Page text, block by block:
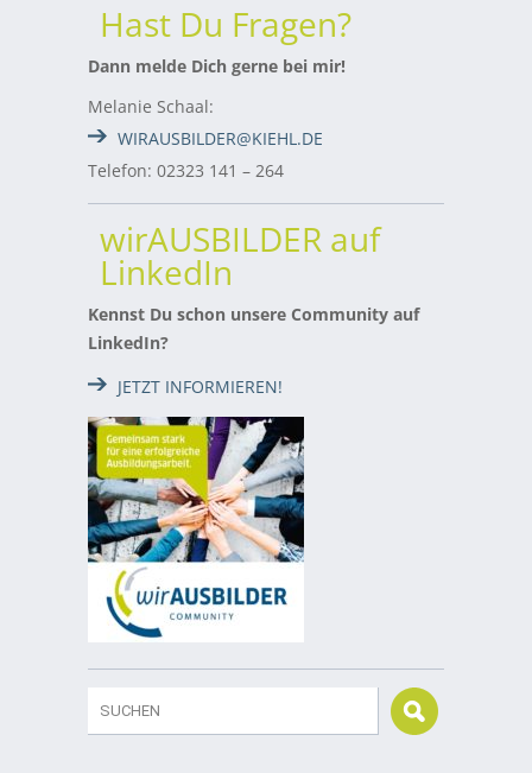
Hast Du Fragen?
Dann melde Dich gerne bei mir!
Melanie Schaal:
WIRAUSBILDER@KIEHL.DE
Telefon: 02323 141 – 264
wirAUSBILDER auf
LinkedIn
Kennst Du schon unsere Community auf
LinkedIn?
JETZT INFORMIEREN!